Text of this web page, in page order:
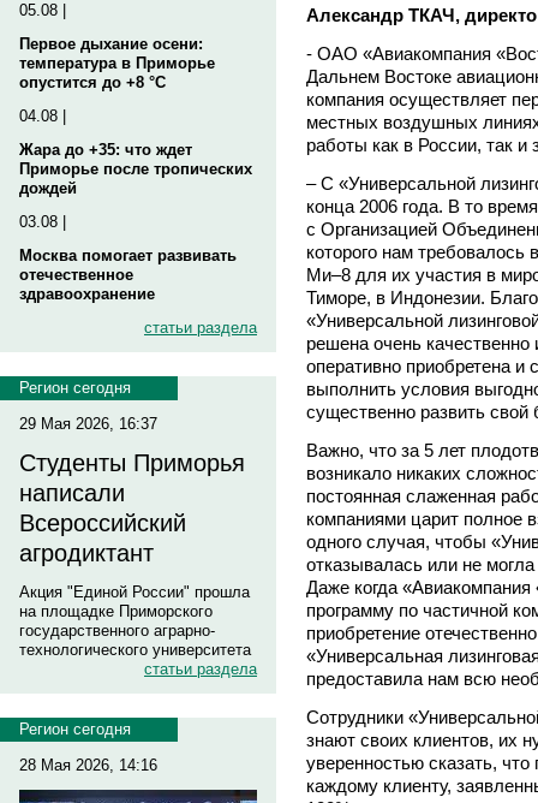
05.08 |
Первое дыхание осени:
температура в Приморье
опустится до +8 °C
04.08 |
Жара до +35: что ждет
Приморье после тропических
дождей
03.08 |
Москва помогает развивать
отечественное
здравоохранение
статьи раздела
Регион сегодня
29 Мая 2026, 16:37
Студенты Приморья
написали
Всероссийский
агродиктант
Акция "Единой России" прошла
на площадке Приморского
государственного аграрно-
технологического университета
статьи раздела
Регион сегодня
28 Мая 2026, 14:16
Александр ТКАЧ,
- ОАО «Авиакомпания
Дальнем Востоке
компания осуществляет
местных воздушных
работы как в России, так и
– С «Универсальной
конца 2006 года. В то
с Организацией
которого нам требовалось
Ми–8 для их участия в
Тиморе, в Индонезии.
«Универсальной
решена очень
оперативно приобретена и
выполнить условия
существенно развить свой
Важно, что за 5 лет
возникало никаких
постоянная слаженная
компаниями царит полное
одного случая, чтобы
отказывалась или не
Даже когда «Авиакомпания
программу по частичной
приобретение
«Универсальная
предоставила нам всю
Сотрудники
знают своих клиентов, их
уверенностью сказать,
каждому клиенту,